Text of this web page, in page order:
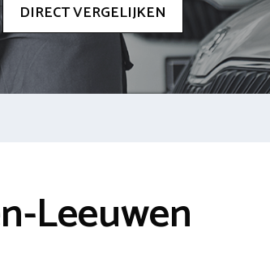
DIRECT VERGELIJKEN
Leeuwen